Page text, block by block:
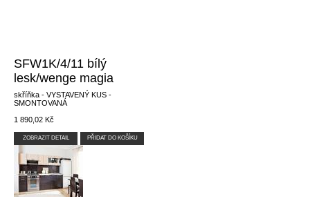
SFW1K/4/11 bílý
lesk/wenge magia
skříňka - VYSTAVENÝ KUS -
SMONTOVANÁ
1 890,02 Kč
ZOBRAZIT DETAIL PŘIDAT DO KOŠÍKU